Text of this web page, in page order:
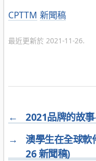
分
CPTTM 新聞稿
最近更新於 2021-11-26.
←
2021品牌的故
→
澳學生在全球軟
26 新聞稿)